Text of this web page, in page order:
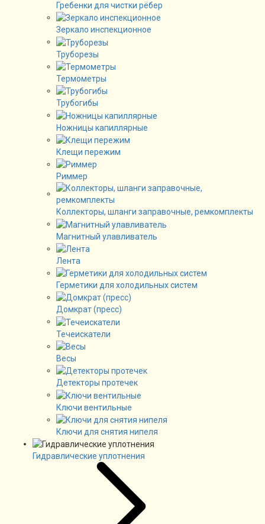
Гребенки для чистки рёбер
Зеркало инспекционное
Труборезы
Термометры
Трубогибы
Ножницы капиллярные
Клещи пережим
Риммер
Коллекторы, шланги заправочные, ремкомплекты
Магнитный улавливатель
Лента
Герметики для холодильных систем
Домкрат (пресс)
Течеискатели
Весы
Детекторы протечек
Ключи вентильные
Ключи для снятия нипеля
Гидравлические уплотнения